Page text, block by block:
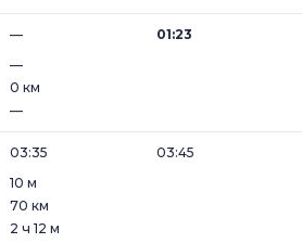
—
—
01:23
0 км
—
03:35
10 м
03:45
70 км
2 ч 12 м